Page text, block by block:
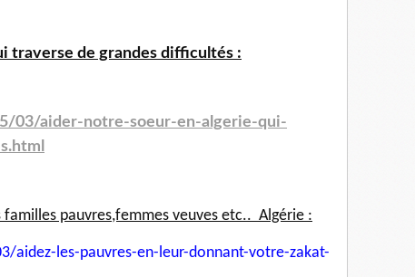
traverse de grandes difficultés :
03/aider-notre-soeur-en-algerie-qui-
pauvres,femmes veuves etc.. Algérie :
aidez-les-pauvres-en-leur-donnant-votre-zakat-